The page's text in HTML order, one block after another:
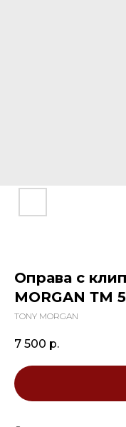
Оправа с
MORGAN ТМ
TONY MORGAN
7 500 р.